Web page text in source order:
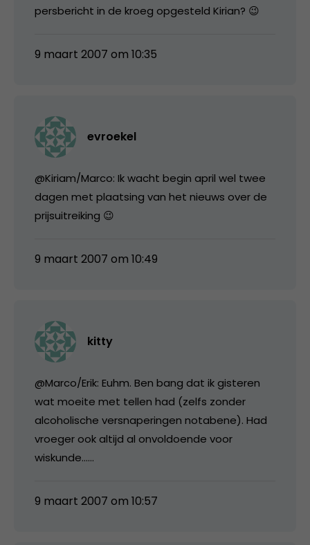
persbericht in de kroeg opgesteld Kirian? 😉
9 maart 2007 om 10:35
evroekel
@Kiriam/Marco: Ik wacht begin april wel twee
dagen met plaatsing van het nieuws over de
prijsuitreiking 😉
9 maart 2007 om 10:49
kitty
@Marco/Erik: Euhm. Ben bang dat ik gisteren
wat moeite met tellen had (zelfs zonder
alcoholische versnaperingen notabene). Had
vroeger ook altijd al onvoldoende voor
wiskunde……
9 maart 2007 om 10:57